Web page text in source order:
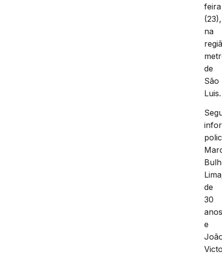
feira
(23),
na
de
São
Luis.
de
30
e